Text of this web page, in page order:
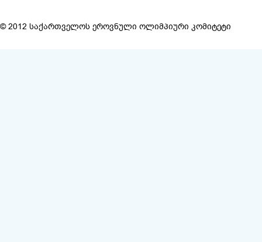
© 2012 საქართველოს ეროვნული ოლიმპიური კომიტეტი